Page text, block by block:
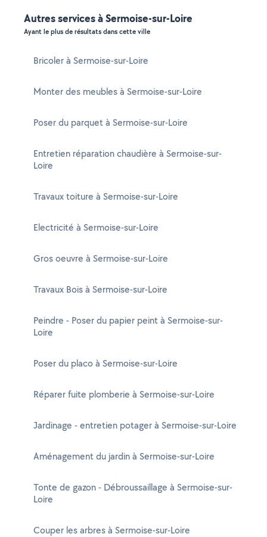
Autres services à Sermoise-sur-Loire
Ayant le plus de résultats dans cette ville
Bricoler à Sermoise-sur-Loire
Monter des meubles à Sermoise-sur-Loire
Poser du parquet à Sermoise-sur-Loire
Entretien réparation chaudière à Sermoise-sur-
Loire
Travaux toiture à Sermoise-sur-Loire
Electricité à Sermoise-sur-Loire
Gros oeuvre à Sermoise-sur-Loire
Travaux Bois à Sermoise-sur-Loire
Peindre - Poser du papier peint à Sermoise-sur-
Loire
Poser du placo à Sermoise-sur-Loire
Réparer fuite plomberie à Sermoise-sur-Loire
Jardinage - entretien potager à Sermoise-sur-Loire
Aménagement du jardin à Sermoise-sur-Loire
Tonte de gazon - Débroussaillage à Sermoise-sur-
Loire
Couper les arbres à Sermoise-sur-Loire